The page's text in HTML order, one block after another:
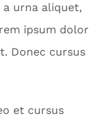
urna aliquet,
ipsum dolor
Donec cursus
et cursus